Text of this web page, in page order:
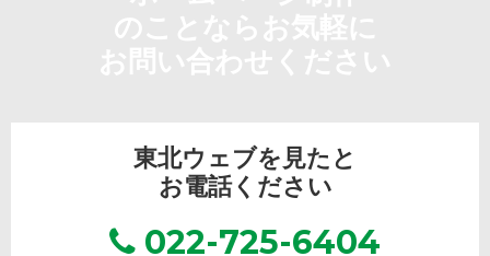
東北ウェブを見たと
お電話ください
022-725-6404